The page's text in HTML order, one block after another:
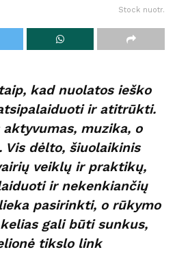
Stock nuotr.
kad nuolatos ieško
ir atitrūkti.
muzika, o
dėlto, šiuolaikinis
veiklų ir praktikų,
ir nekenkiančių
pasirinkti, o rūkymo
gali būti sunkus,
tikslo link